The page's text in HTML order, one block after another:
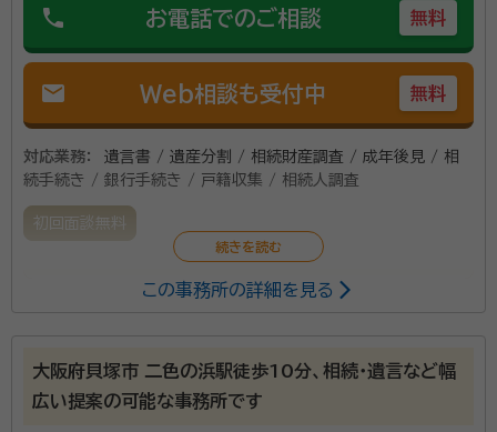
phone お電話でのご相談 無料
mail Web相談も受付中 無料
対応業務：
遺言書 / 遺産分割 / 相続財産調査 / 成年後見 / 相
続手続き / 銀行手続き / 戸籍収集 / 相続人調査
初回面談無料
相続・遺言・成年後見が中心の女性行政書士の事務所で
この事務所の詳細を見る
大阪府貝塚市 二色の浜駅徒歩10分、相続・遺言など幅
広い提案の可能な事務所です